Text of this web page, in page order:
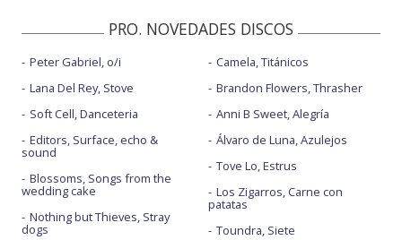
PRO. NOVEDADES DISCOS
Peter Gabriel, o/i
Lana Del Rey, Stove
Soft Cell, Danceteria
Editors, Surface, echo &
sound
Blossoms, Songs from the
wedding cake
Nothing but Thieves, Stray
dogs
Camela, Titánicos
Brandon Flowers, Thrasher
Anni B Sweet, Alegría
Álvaro de Luna, Azulejos
Tove Lo, Estrus
Los Zigarros, Carne con
patatas
Toundra, Siete